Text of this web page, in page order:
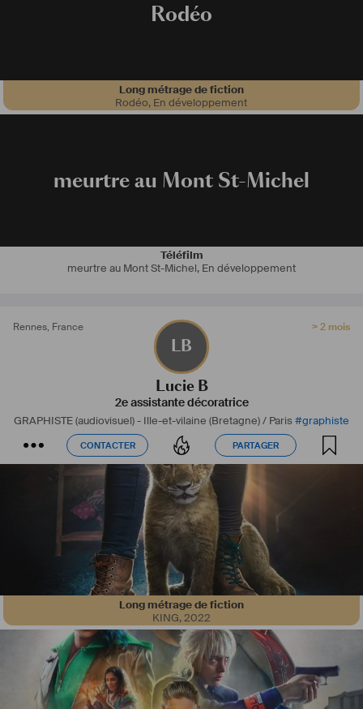
Rodéo
Long métrage de fiction
Rodéo, En développement
meurtre au Mont St-Michel
Téléfilm
meurtre au Mont St-Michel, En développement
Rennes, France
LB
> 2 mois
Lucie B
2e assistante décoratrice
GRAPHISTE (audiovisuel) - Ille-et-vilaine (Bretagne) / Paris #graphiste
CONTACTER PARTAGER
CONTACTER PARTAGER
Long métrage de fiction
KING,2022